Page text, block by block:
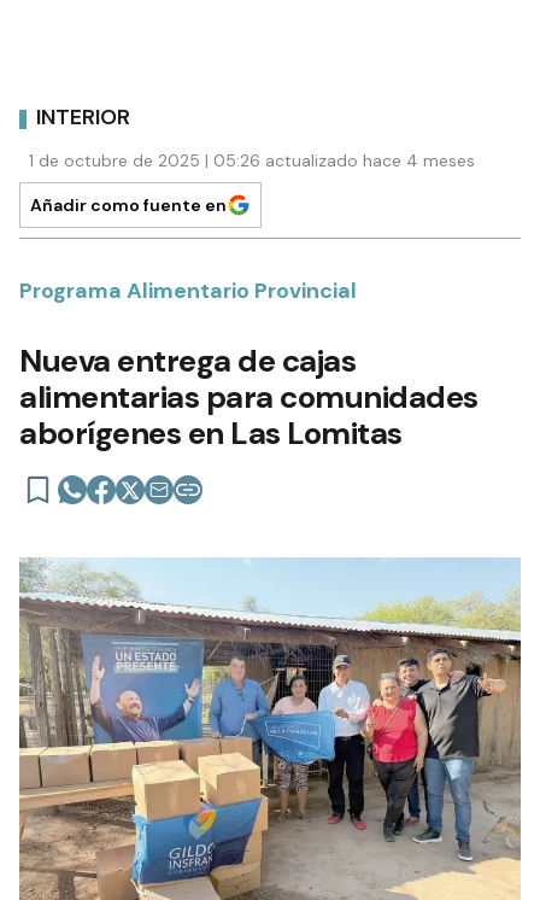
INTERIOR
1 de octubre de 2025 | 05:26 actualizado hace 4 meses
Añadir como fuente en
Programa Alimentario Provincial
Nueva entrega de cajas
alimentarias para comunidades
aborígenes en Las Lomitas